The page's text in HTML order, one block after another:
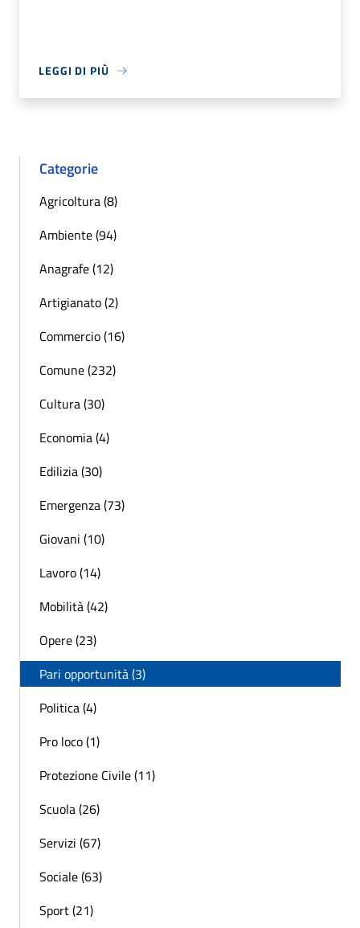
LEGGI DI PIÙ
Categorie
Agricoltura (8)
Ambiente (94)
Anagrafe (12)
Artigianato (2)
Commercio (16)
Comune (232)
Cultura (30)
Economia (4)
Edilizia (30)
Emergenza (73)
Giovani (10)
Lavoro (14)
Mobilità (42)
Opere (23)
Pari opportunità (3)
Politica (4)
Pro loco (1)
Protezione Civile (11)
Scuola (26)
Servizi (67)
Sociale (63)
Sport (21)